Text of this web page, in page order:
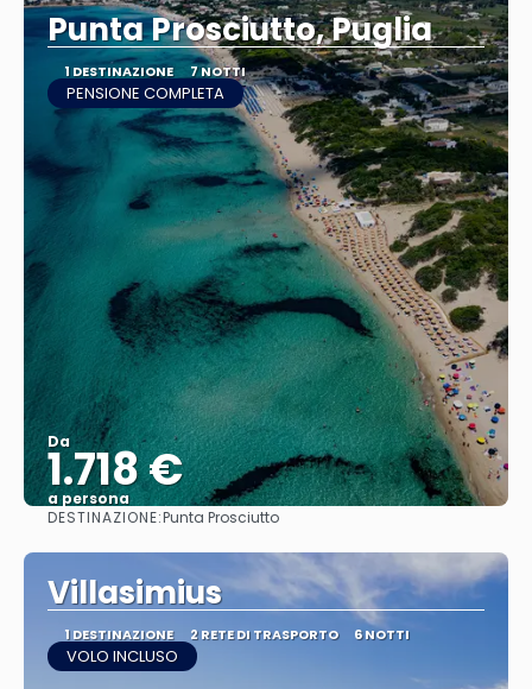
Punta Prosciutto, Puglia
1 DESTINAZIONE 7 NOTTI
PENSIONE COMPLETA
Da
1.718 €
a persona
Vedere
DESTINAZIONE:Punta Prosciutto
Villasimius
1 DESTINAZIONE 2 RETE DI TRASPORTO 6 NOTTI
VOLO INCLUSO